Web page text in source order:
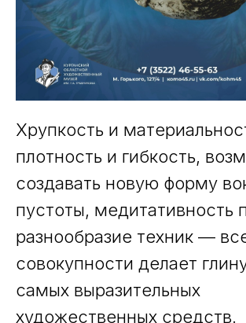
Хрупкость и
плотность и гибкость,
создавать новую форму
пустоты, медитативность
разнообразие техник —
совокупности делает
самых выразительных
художественных средств.